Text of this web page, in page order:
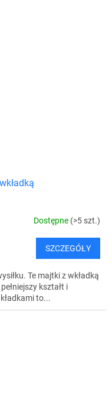
Dostępne (>5 szt.)
SZCZEGÓŁY
Te majtki z wkładką
kształt i
to...